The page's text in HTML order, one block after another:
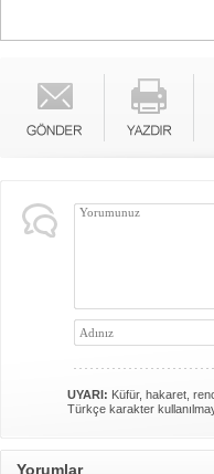
UYARI: Küfür, hakaret,
Türkçe karakter
Yorumlar